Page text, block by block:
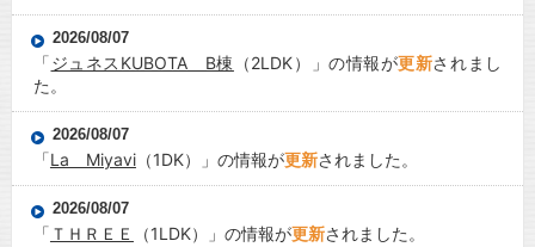
2026/08/07
「ジュネスKUBOTA B棟 （2LDK）」の情報が更新されまし
た。
2026/08/07
「La Miyavi（1DK）」の情報が更新されました。
2026/08/07
「 ＴＨＲＥＥ （1LDK）」の情報が更新されました。